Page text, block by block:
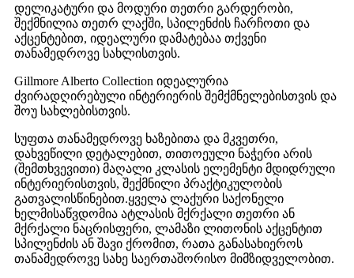
დელიკატური და მოდური თეთრი გარდერობი,
შექმნილია თეთრ ლაქში, სპილენძის ჩარჩოთი და
აქცენტებით, იდეალური დამატებაა თქვენი
თანამედროვე სახლისთვის.
Gillmore Alberto Collection იდეალურია
ძვირადღირებული ინტერიერის შემქმნელებისთვის და
შოუ სახლებისთვის.
სუფთა თანამედროვე ხაზებითა და მკვეთრი,
დახვეწილი დეტალებით, თითოეული ნაჭერი არის
(შემთხვევითი) მაღალი კლასის ელემენტი მდიდრული
ინტერიერისთვის, შექმნილი პრაქტიკულობის
გათვალისწინებით.ყველა ლაქური საქონელი
ხელმისაწვდომია ატლასის მქრქალი თეთრი ან
მქრქალი ნაცრისფერი, ლამაზი ლითონის აქცენტით
სპილენძის ან შავი ქრომით, რათა განასახიეროს
თანამედროვე სახე საერთაშორისო მიმზიდველობით.